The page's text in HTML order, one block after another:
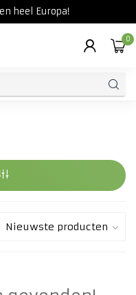
heel Europa!
0